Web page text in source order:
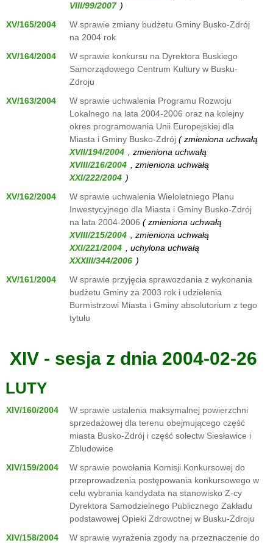
)
XV/165/2004
W sprawie zmiany budżetu Gminy Busko-Zdrój
na 2004 rok
XV/164/2004
W sprawie konkursu na Dyrektora Buskiego
Samorządowego Centrum Kultury w Busku-
Zdroju
XV/163/2004
W sprawie uchwalenia Programu Rozwoju
Lokalnego na lata 2004-2006 oraz na kolejny
okres programowania Unii Europejskiej dla
Miasta i Gminy Busko-Zdrój ( zmieniona uchwałą
, zmieniona uchwałą
, zmieniona uchwałą
)
XV/162/2004
W sprawie uchwalenia Wieloletniego Planu
Inwestycyjnego dla Miasta i Gminy Busko-Zdrój
na lata 2004-2006 ( zmieniona uchwałą
, zmieniona uchwałą
, uchylona uchwałą
)
XV/161/2004
W sprawie przyjęcia sprawozdania z wykonania
budżetu Gminy za 2003 rok i udzielenia
Burmistrzowi Miasta i Gminy absolutorium z tego
tytułu
XIV - sesja z dnia 2004-02-26
LUTY
XIV/160/2004
W sprawie ustalenia maksymalnej powierzchni
sprzedażowej dla terenu obejmującego część
miasta Busko-Zdrój i część sołectw Siesławice i
Zbludowice
XIV/159/2004
W sprawie powołania Komisji Konkursowej do
przeprowadzenia postępowania konkursowego w
celu wybrania kandydata na stanowisko Z-cy
Dyrektora Samodzielnego Publicznego Zakładu
podstawowej Opieki Zdrowotnej w Busku-Zdroju
XIV/158/2004
W sprawie wyrażenia zgody na przeznaczenie do